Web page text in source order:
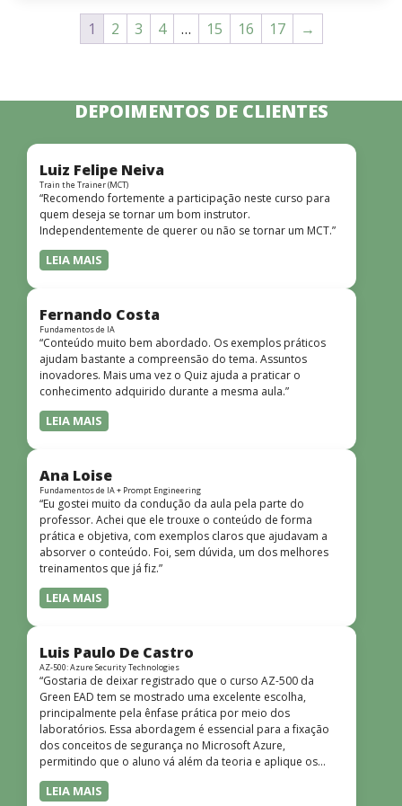
1 2 3 4 … 15 16 17 →
DEPOIMENTOS DE CLIENTES
Luiz Felipe Neiva
Train the Trainer (MCT)
“Recomendo fortemente a participação neste curso para
quem deseja se tornar um bom instrutor.
Independentemente de querer ou não se tornar um MCT.”
LEIA MAIS
Fernando Costa
Fundamentos de IA
“Conteúdo muito bem abordado. Os exemplos práticos
ajudam bastante a compreensão do tema. Assuntos
inovadores. Mais uma vez o Quiz ajuda a praticar o
conhecimento adquirido durante a mesma aula.”
LEIA MAIS
Ana Loise
Fundamentos de IA + Prompt Engineering
“Eu gostei muito da condução da aula pela parte do
professor. Achei que ele trouxe o conteúdo de forma
prática e objetiva, com exemplos claros que ajudavam a
absorver o conteúdo. Foi, sem dúvida, um dos melhores
treinamentos que já fiz.”
LEIA MAIS
Luis Paulo De Castro
AZ-500: Azure Security Technologies
“Gostaria de deixar registrado que o curso AZ-500 da
Green EAD tem se mostrado uma excelente escolha,
principalmente pela ênfase prática por meio dos
laboratórios. Essa abordagem é essencial para a fixação
dos conceitos de segurança no Microsoft Azure,
permitindo que o aluno vá além da teoria e aplique os
conhecimentos em cenários reais e simulados. Outro
ponto muito positivo é a didática do curso. O conteúdo é
LEIA MAIS